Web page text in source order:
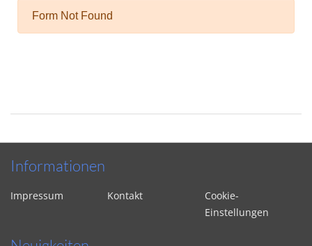
Informationen
Impressum Kontakt
Cookie-
Einstellungen